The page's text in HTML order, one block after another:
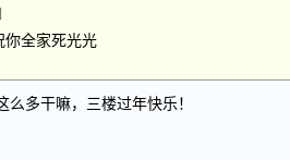
你全家死光光
么多干嘛，三楼过年快乐！